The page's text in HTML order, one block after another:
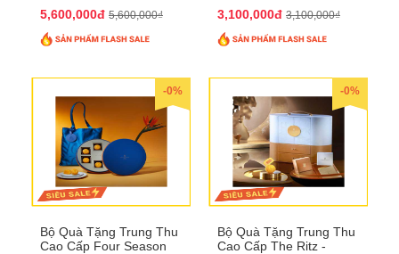
5,600,000đ 5,600,000₫ 3,100,000đ 3,100,000₫
-0%
Bộ Quà Tặng Trung Thu
Cao Cấp Four Season
-0%
Bộ Quà Tặng Trung Thu
Cao Cấp The Ritz -